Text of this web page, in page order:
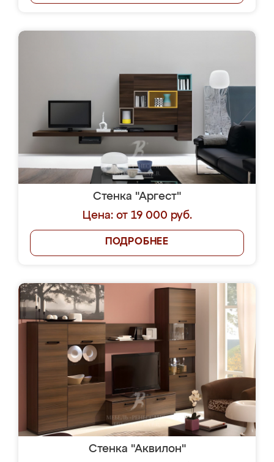
Стенка "Аргест"
Цена: от 19 000 руб.
ПОДРОБНЕЕ
Стенка "Аквилон"